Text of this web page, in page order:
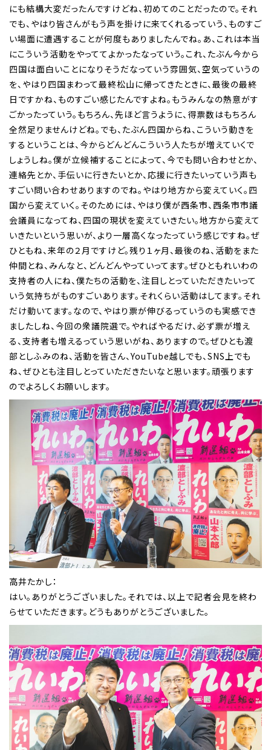
にも結構大変だったんですけどね、初めてのことだったので。それ
でも、やはり皆さんがもう声を掛けに来てくれるっていう、ものすご
い場面に遭遇することが何度もありましたんでね。あ、これは本当
にこういう活動をやっててよかったなっていう。これ、たぶん今から
四国は面白いことになりそうだなっていう雰囲気、空気っていうの
を、やはり四国まわって最終松山に帰ってきたときに、最後の最終
日ですかね、ものすごい感じたんですよね。もうみんなの熱意がす
ごかったっていう。もちろん、先ほど言うように、得票数はもちろん
全然足りませんけどね。でも、たぶん四国からね、こういう動きを
するということは、今からどんどんこういう人たちが増えていくで
しょうしね。僕が立候補することによって、今でも問い合わせとか、
連絡先とか、手伝いに行きたいとか、応援に行きたいっていう声も
すごい問い合わせありますのでね。やはり地方から変えていく。四
国から変えていく。そのためには、やはり僕が西条市、西条市市議
会議員になってね、四国の現状を変えていきたい。地方から変えて
いきたいという思いが、より一層高くなったっていう感じですね。ぜ
ひともね、来年の２月ですけど。残り１ヶ月、最後のね、活動をまた
仲間とね、みんなと、どんどんやっていってます。ぜひともれいわの
支持者の人にね、僕たちの活動を、注目しとっていただきたいって
いう気持ちがものすごいあります。それくらい活動はしてます。それ
だけ動いてます。なので、やはり票が伸びるっていうのも実感でき
ましたしね、今回の衆議院選で。やればやるだけ、必ず票が増え
る、支持者も増えるっていう思いがね、ありますので。ぜひとも渡
部としふみのね、活動を皆さん、YouTube越しでも、SNS上でも
ね、ぜひとも注目しとっていただきたいなと思います。頑張ります
のでよろしくお願いします。
高井たかし：
はい。ありがとうございました。それでは、以上で記者会見を終わ
らせていただきます。どうもありがとうございました。